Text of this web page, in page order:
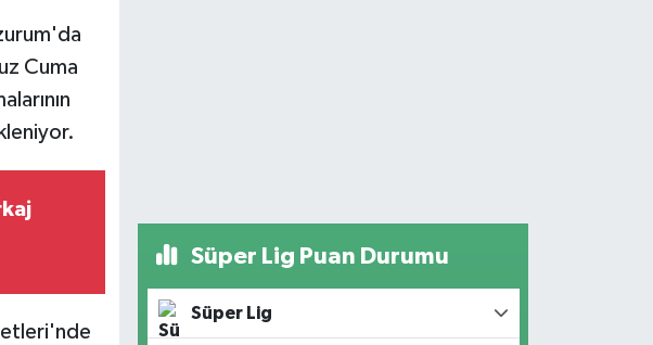
Cuma
Süper Lig Puan Durumu
Süper Lig